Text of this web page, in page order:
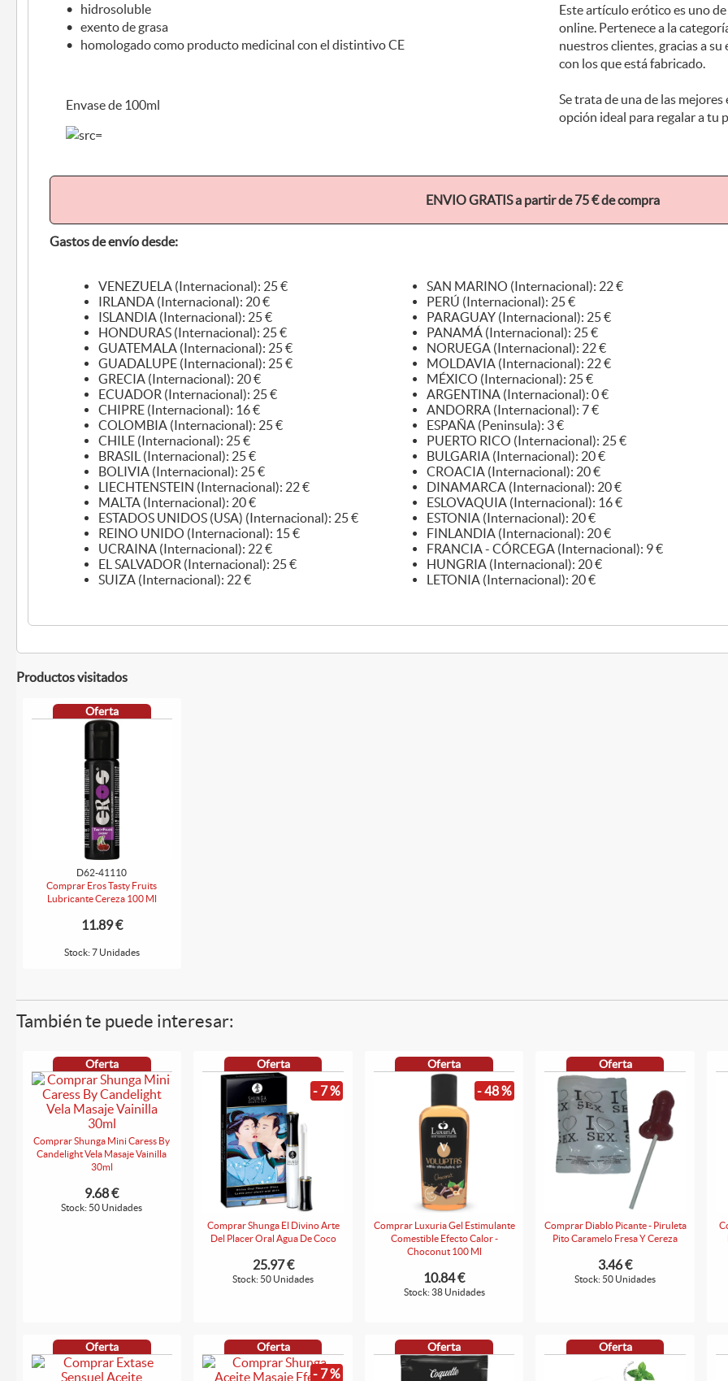
• hidrosoluble
• exento de grasa
• homologado como producto medicinal con el distintivo CE
Envase de 100ml
Este artículo erótico es uno
online. Pertenece a la
nuestros clientes, gracias a
con los que está fabricado.
Se trata de una de las
opción ideal para regalar a tu
ENVIO GRATIS a partir de 75 € de compra
Gastos de envío desde:
VENEZUELA (Internacional): 25 €
IRLANDA (Internacional): 20 €
ISLANDIA (Internacional): 25 €
HONDURAS (Internacional): 25 €
GUATEMALA (Internacional): 25 €
GUADALUPE (Internacional): 25 €
GRECIA (Internacional): 20 €
ECUADOR (Internacional): 25 €
CHIPRE (Internacional): 16 €
COLOMBIA (Internacional): 25 €
CHILE (Internacional): 25 €
BRASIL (Internacional): 25 €
BOLIVIA (Internacional): 25 €
LIECHTENSTEIN (Internacional): 22 €
MALTA (Internacional): 20 €
ESTADOS UNIDOS (USA) (Internacional): 25 €
REINO UNIDO (Internacional): 15 €
UCRAINA (Internacional): 22 €
EL SALVADOR (Internacional): 25 €
SUIZA (Internacional): 22 €
SAN MARINO (Internacional): 22 €
PERÚ (Internacional): 25 €
PARAGUAY (Internacional): 25 €
PANAMÁ (Internacional): 25 €
NORUEGA (Internacional): 22 €
MOLDAVIA (Internacional): 22 €
MÉXICO (Internacional): 25 €
ARGENTINA (Internacional): 0 €
ANDORRA (Internacional): 7 €
ESPAÑA (Peninsula): 3 €
PUERTO RICO (Internacional): 25 €
BULGARIA (Internacional): 20 €
CROACIA (Internacional): 20 €
DINAMARCA (Internacional): 20 €
ESLOVAQUIA (Internacional): 16 €
ESTONIA (Internacional): 20 €
FINLANDIA (Internacional): 20 €
FRANCIA - CÓRCEGA (Internacional): 9 €
HUNGRIA (Internacional): 20 €
LETONIA (Internacional): 20 €
Productos visitados
Oferta
D62-41110
Comprar Eros Tasty Fruits
Lubricante Cereza 100 Ml
11.89 €
Stock: 7 Unidades
También te puede interesar:
Oferta
Comprar Shunga Mini Caress By
Candelight Vela Masaje Vainilla
30ml
9.68 €
Stock: 50 Unidades
Oferta
- 7 %
Comprar Shunga El Divino Arte
Del Placer Oral Agua De Coco
25.97 €
Stock: 50 Unidades
Oferta
- 48 %
Comprar Luxuria Gel Estimulante
Comestible Efecto Calor -
Choconut 100 Ml
10.84 €
Stock: 38 Unidades
Oferta
Comprar Diablo Picante - Piruleta
Pito Caramelo Fresa Y Cereza
3.46 €
Stock: 50 Unidades
Oferta Oferta
- 7 %
Oferta Oferta